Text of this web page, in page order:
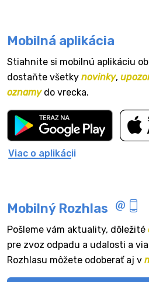
Mobilná aplikácia
Stiahnite si mobilnú aplikáciu
dostaňte všetky novinky,
oznamydo vrecka.
Viac o aplikácii
Mobilný Rozhlas
Pošleme vám aktuality, dôležité
pre zvoz odpadu a udalosti a
Rozhlasu môžete odoberať aj v